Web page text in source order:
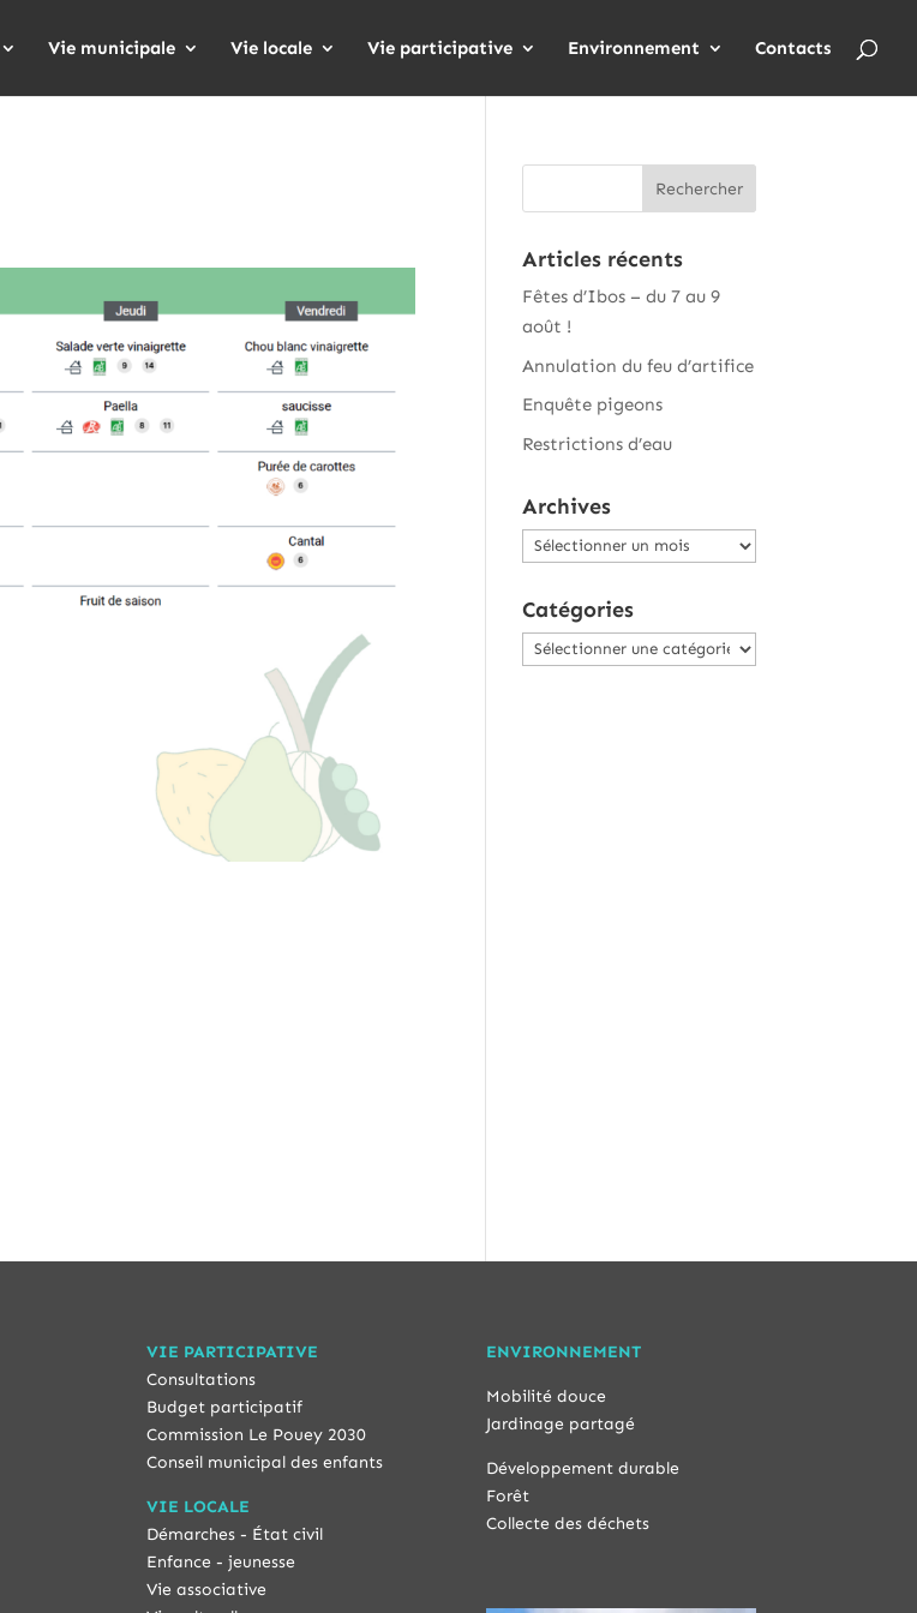
Vie municipale Vie locale Vie participative Environnement Contacts
Articles récents
Fêtes d’Ibos – du 7 au 9
août !
Annulation du feu d’artifice
Enquête pigeons
Restrictions d’eau
Archives
Archives
Catégories
Catégories
VIE PARTICIPATIVE
Consultations
Budget participatif
Commission Le Pouey 2030
Conseil municipal des enfants
VIE LOCALE
Démarches - État civil
Enfance - jeunesse
Vie associative
ENVIRONNEMENT
Mobilité douce
Jardinage partagé
Développement durable
Forêt
Collecte des déchets